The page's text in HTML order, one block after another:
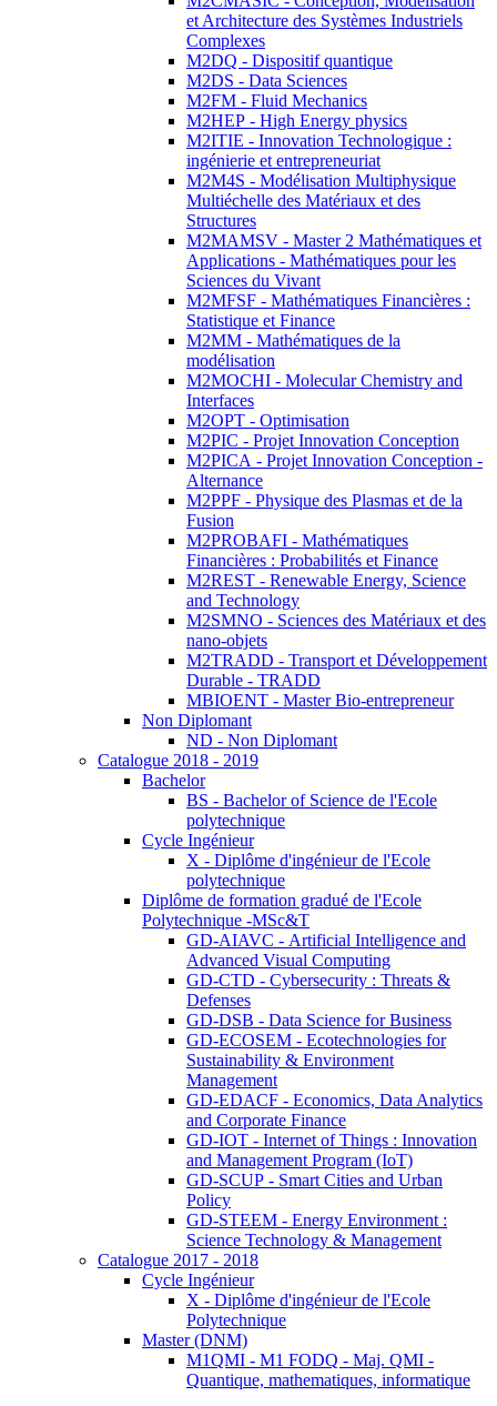
et Architecture des Systèmes Industriels
Complexes
M2DQ - Dispositif quantique
M2DS - Data Sciences
M2FM - Fluid Mechanics
M2HEP - High Energy physics
M2ITIE - Innovation Technologique :
ingénierie et entrepreneuriat
M2M4S - Modélisation Multiphysique
Multiéchelle des Matériaux et des
Structures
M2MAMSV - Master 2 Mathématiques et
Applications - Mathématiques pour les
Sciences du Vivant
M2MFSF - Mathématiques Financières :
Statistique et Finance
M2MM - Mathématiques de la
modélisation
M2MOCHI - Molecular Chemistry and
Interfaces
M2OPT - Optimisation
M2PIC - Projet Innovation Conception
M2PICA - Projet Innovation Conception -
Alternance
M2PPF - Physique des Plasmas et de la
Fusion
M2PROBAFI - Mathématiques
Financières : Probabilités et Finance
M2REST - Renewable Energy, Science
and Technology
M2SMNO - Sciences des Matériaux et des
nano-objets
M2TRADD - Transport et Développement
Durable - TRADD
MBIOENT - Master Bio-entrepreneur
Non Diplomant
ND - Non Diplomant
Catalogue 2018 - 2019
Bachelor
BS - Bachelor of Science de l'Ecole
polytechnique
Cycle Ingénieur
X - Diplôme d'ingénieur de l'Ecole
polytechnique
Diplôme de formation gradué de l'Ecole
Polytechnique -MSc&T
GD-AIAVC - Artificial Intelligence and
Advanced Visual Computing
GD-CTD - Cybersecurity : Threats &
Defenses
GD-DSB - Data Science for Business
GD-ECOSEM - Ecotechnologies for
Sustainability & Environment
Management
GD-EDACF - Economics, Data Analytics
and Corporate Finance
GD-IOT - Internet of Things : Innovation
and Management Program (IoT)
GD-SCUP - Smart Cities and Urban
Policy
GD-STEEM - Energy Environment :
Science Technology & Management
Catalogue 2017 - 2018
Cycle Ingénieur
X - Diplôme d'ingénieur de l'Ecole
Polytechnique
Master (DNM)
M1QMI - M1 FODQ - Maj. QMI -
Quantique, mathematiques, informatique